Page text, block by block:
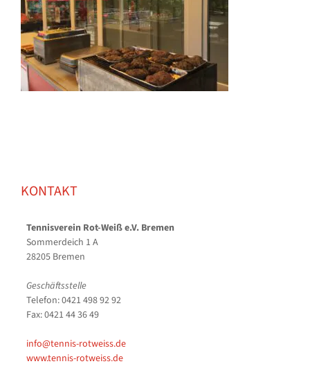
KONTAKT
Tennisverein Rot-Weiß e.V. Bremen
Sommerdeich 1 A
28205 Bremen
Geschäftsstelle
Telefon: 0421 498 92 92
Fax: 0421 44 36 49
info@tennis-rotweiss.de
www.tennis-rotweiss.de